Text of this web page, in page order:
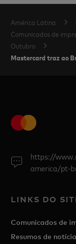
América Latina
Comunicados de
Outubro
Mastercard traz ao
https://
america/pt-
LINKS DO
Comunicados de
Resumos de